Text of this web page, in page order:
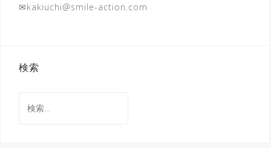
✉kakiuchi@smile-action.com
検索
索: